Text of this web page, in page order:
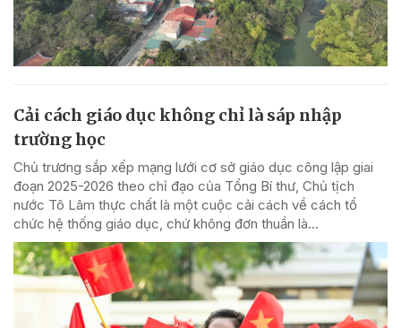
Cải cách giáo dục không chỉ là sáp nhập
trường học
Chủ trương sắp xếp mạng lưới cơ sở giáo dục công lập giai
đoạn 2025-2026 theo chỉ đạo của Tổng Bí thư, Chủ tịch
nước Tô Lâm thực chất là một cuộc cải cách về cách tổ
chức hệ thống giáo dục, chứ không đơn thuần là...